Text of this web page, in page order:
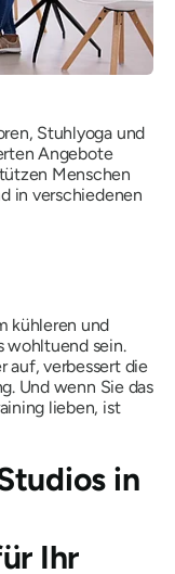
Stuhlyoga und
Angebote
Menschen
in verschiedenen
kühleren und
wohltuend sein.
auf, verbessert die
Und wenn Sie das
lieben, ist
in
Ihr